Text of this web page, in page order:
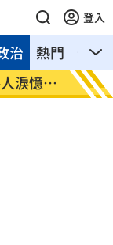
登入
熱門 影音
治
淚憶暖
范曉